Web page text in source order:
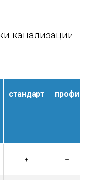
канализации
стандарт профи
+ +